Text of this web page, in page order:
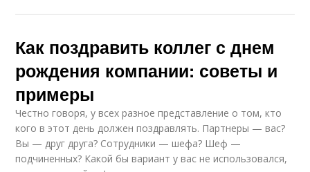
Как поздравить коллег с днем
рождения компании: советы и
примеры
Честно говоря, у всех разное представление о том, кто
кого в этот день должен поздравлять. Партнеры — вас?
Вы — друг друга? Сотрудники — шефа? Шеф —
подчиненных? Какой бы вариант у вас не использовался,